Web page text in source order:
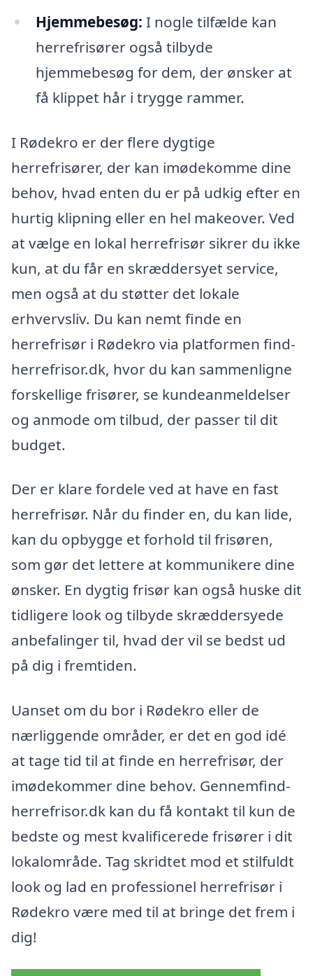
Hjemmebesøg: I nogle tilfælde kan
herrefrisører også tilbyde
hjemmebesøg for dem, der ønsker at
få klippet hår i trygge rammer.
I Rødekro er der flere dygtige
herrefrisører, der kan imødekomme dine
behov, hvad enten du er på udkig efter en
hurtig klipning eller en hel makeover. Ved
at vælge en lokal herrefrisør sikrer du ikke
kun, at du får en skræddersyet service,
men også at du støtter det lokale
erhvervsliv. Du kan nemt finde en
herrefrisør i Rødekro via platformen find-
herrefrisor.dk, hvor du kan sammenligne
forskellige frisører, se kundeanmeldelser
og anmode om tilbud, der passer til dit
budget.
Der er klare fordele ved at have en fast
herrefrisør. Når du finder en, du kan lide,
kan du opbygge et forhold til frisøren,
som gør det lettere at kommunikere dine
ønsker. En dygtig frisør kan også huske dit
tidligere look og tilbyde skræddersyede
anbefalinger til, hvad der vil se bedst ud
på dig i fremtiden.
Uanset om du bor i Rødekro eller de
nærliggende områder, er det en god idé
at tage tid til at finde en herrefrisør, der
imødekommer dine behov. Gennemfind-
herrefrisor.dk kan du få kontakt til kun de
bedste og mest kvalificerede frisører i dit
lokalområde. Tag skridtet mod et stilfuldt
look og lad en professionel herrefrisør i
Rødekro være med til at bringe det frem i
dig!